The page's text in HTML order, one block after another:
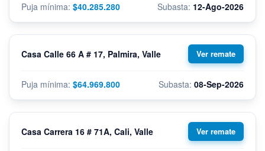
$40.285.280 12-Ago-2026
$64.969.800
Casa Calle 66 A # 17, Palmira, Valle
08-Sep-2026
Casa Carrera 16 # 71A, Cali, Valle